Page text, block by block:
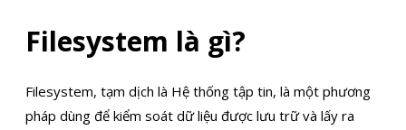
Filesystem là gì?
Filesystem, tạm dịch là Hệ thống tập tin, là một phương
pháp dùng để kiểm soát dữ liệu được lưu trữ và lấy ra